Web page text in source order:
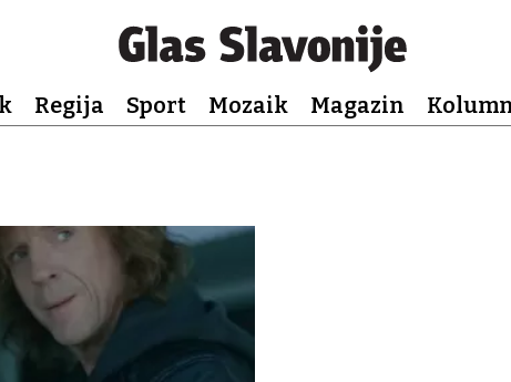
Regija Sport Mozaik Magazin